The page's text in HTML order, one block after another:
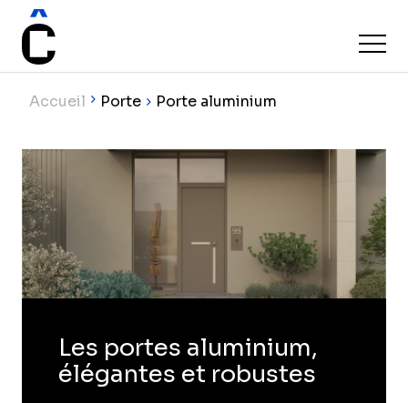
Accueil Porte Porte aluminium
Les portes aluminium,
élégantes et robustes